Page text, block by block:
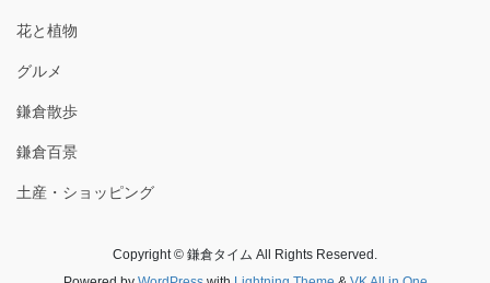
花と植物
グルメ
鎌倉散歩
鎌倉百景
土産・ショッピング
Copyright © 鎌倉タイム All Rights Reserved.